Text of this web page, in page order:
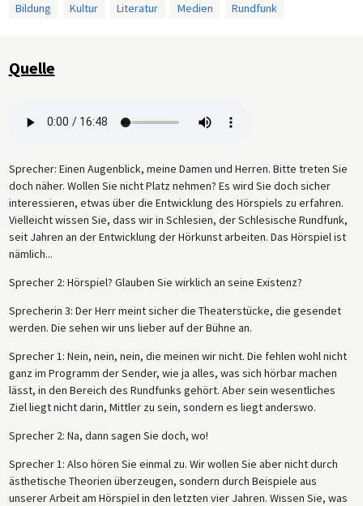
Esperanto gesendet.
Bildung
Kultur Literatur Medien Rundfunk
Quelle
Sprecher: Einen Augenblick, meine Damen und Herren. Bitte treten Sie
doch näher. Wollen Sie nicht Platz nehmen? Es wird Sie doch sicher
interessieren, etwas über die Entwicklung des Hörspiels zu erfahren.
Vielleicht wissen Sie, dass wir in Schlesien, der Schlesische Rundfunk,
seit Jahren an der Entwicklung der Hörkunst arbeiten. Das Hörspiel ist
nämlich...
Sprecher 2: Hörspiel? Glauben Sie wirklich an seine Existenz?
Sprecherin 3: Der Herr meint sicher die Theaterstücke, die gesendet
werden. Die sehen wir uns lieber auf der Bühne an.
Sprecher 1: Nein, nein, nein, die meinen wir nicht. Die fehlen wohl nicht
ganz im Programm der Sender, wie ja alles, was sich hörbar machen
lässt, in den Bereich des Rundfunks gehört. Aber sein wesentliches
Ziel liegt nicht darin, Mittler zu sein, sondern es liegt anderswo.
Sprecher 2: Na, dann sagen Sie doch, wo!
Sprecher 1: Also hören Sie einmal zu. Wir wollen Sie aber nicht durch
ästhetische Theorien überzeugen, sondern durch Beispiele aus
unserer Arbeit am Hörspiel in den letzten vier Jahren. Wissen Sie, was